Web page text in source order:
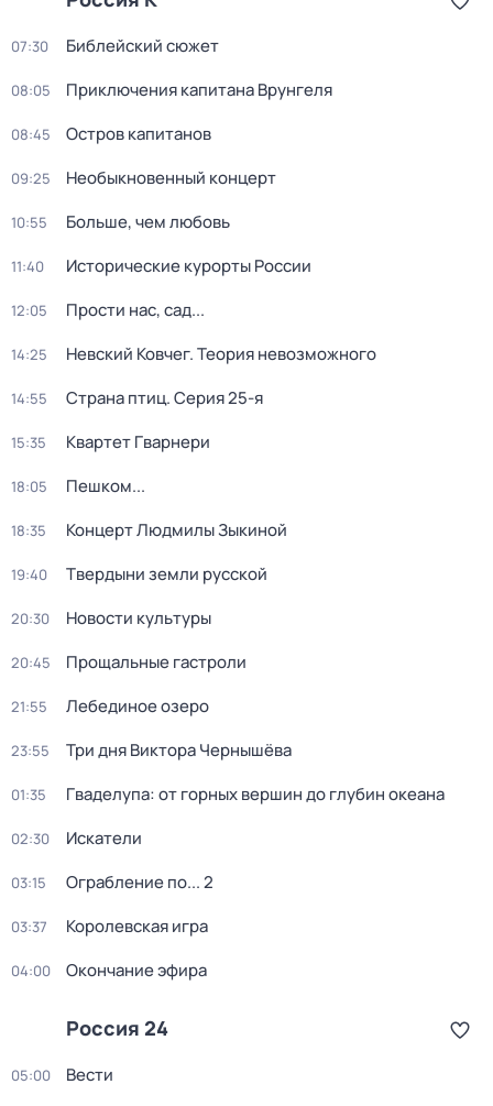
07:30 Библейский сюжет
08:05 Приключения капитана Врунгеля
08:45 Остров капитанов
09:25 Необыкновенный концерт
10:55 Больше, чем любовь
11:40 Исторические курорты России
12:05 Прости нас, сад...
14:25 Невский Ковчег. Теория невозможного
14:55 Страна птиц. Серия 25-я
15:35 Квартет Гварнери
18:05 Пешком...
18:35 Концерт Людмилы Зыкиной
19:40 Твердыни земли русской
20:30 Новости культуры
20:45 Прощальные гастроли
21:55 Лебединое озеро
23:55 Три дня Виктора Чернышёва
01:35 Гваделупа: от горных вершин до глубин океана
02:30 Искатели
03:15 Ограбление по... 2
03:37 Королевская игра
04:00 Окончание эфира
Россия 24
05:00 Вести